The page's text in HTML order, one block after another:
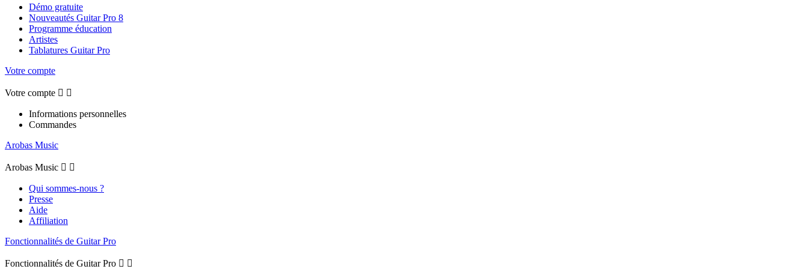
Démo gratuite
Nouveautés Guitar Pro 8
Programme éducation
Artistes
Tablatures Guitar Pro
Votre compte
Votre compte  
Informations personnelles
Commandes
Arobas Music
Arobas Music  
Qui sommes-nous ?
Presse
Aide
Affiliation
Fonctionnalités de Guitar Pro
Fonctionnalités de Guitar Pro  